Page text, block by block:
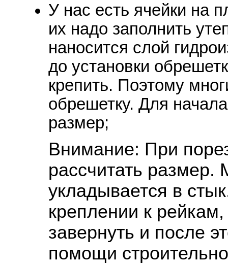
У нас есть ячейки на
их надо заполнить
наносится слой
до установки
крепить. Поэтому
обрешетку. Для
размер;
Внимание: При
рассчитать размер.
укладывается в
креплении к
завернуть и после
помощи